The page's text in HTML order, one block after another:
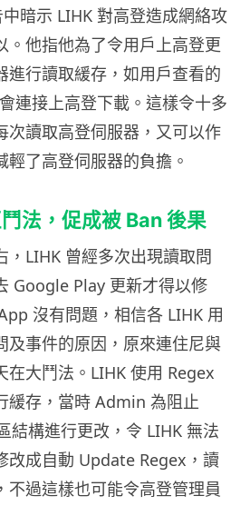
暗示 LIHK 對高登造成網絡攻
。他指他為了令用戶上高登更
進行讀取緩存，如用戶查看的
連接上高登下載。這樣令十多
次讀取高登伺服器，又可以作
輕了高登伺服器的負擔。
法，促成被 Ban 後果
，LIHK 曾經多次出現讀取問
Google Play 更新才得以修
沒有問題，相信各 LIHK 用
及事件的原因，原來連住尼與
在大鬥法。LIHK 使用 Regex
緩存，當時 Admin 為阻止
結構進行更改，令 LIHK 無法
改成自動 Update Regex，讀
不過這樣也可能令高登管理員